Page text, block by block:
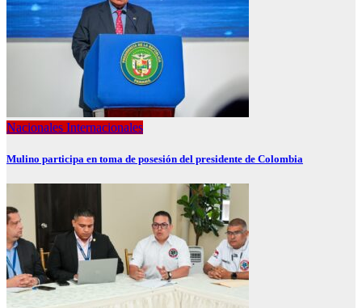
Nacionales Internacionales
Mulino participa en toma de posesión del presidente de Colombia